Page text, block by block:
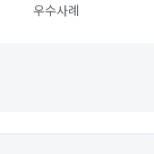
우수사례